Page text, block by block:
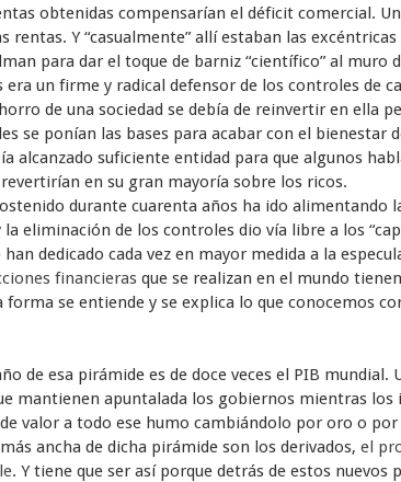
obtenidas compensarían el déficit comercial.
rentas. Y “casualmente” allí estaban las
para dar el toque de barniz “científico” al muro
era un firme y radical defensor de los controles de
de una sociedad se debía de reinvertir en ella
se ponían las bases para acabar con el bienestar
alcanzado suficiente entidad para que algunos
revertirían en su gran mayoría sobre los ricos.
durante cuarenta años ha ido alimentando
eliminación de los controles dio vía libre a los
dedicado cada vez en mayor medida a la
financierasque se realizan en el mundo
forma se entiende y se explica lo que conocemos
de esa pirámide es de doce veces el PIB mundial.
mantienen apuntalada los gobiernos mientras los
valor a todo ese humo cambiándolo por oro o
ancha de dicha pirámide son los derivados, el
. Y tiene que ser así porque detrás de estos nuevos